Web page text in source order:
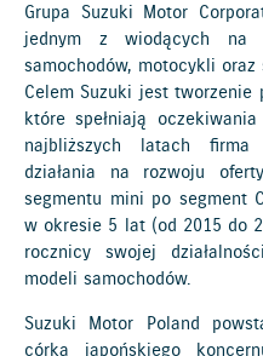
Grupa Suzuki Motor
jednym z wiodących na
samochodów, motocykli
Celem Suzuki jest
które spełniają
najbliższych latach
działania na rozwoju
segmentu mini po segment
w okresie 5 lat (od 2015 do
rocznicy swojej
modeli samochodów.
Suzuki Motor Poland